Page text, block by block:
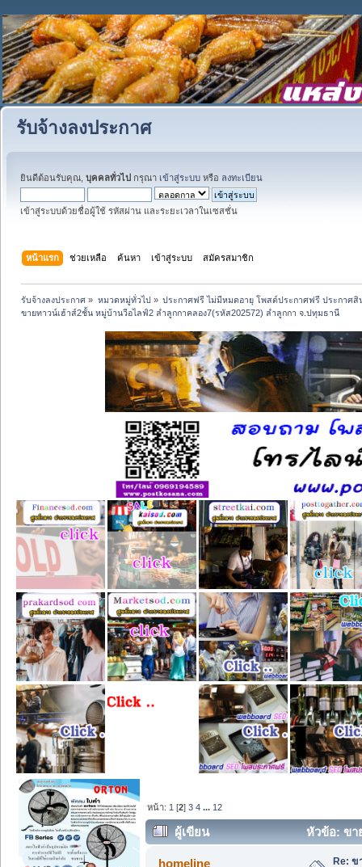
รับจ้างลงประกาศ
ยินดีต้อนรับคุณ, บุคคลทั่วไป กรุณา เข้าสู่ระบบ หรือ ลงทะเบียน
เข้าสู่ระบบด้วยชื่อผู้ใช้ รหัสผ่าน และระยะเวลาในเซสชั่น
หน้าแรก ช่วยเหลือ ค้นหา เข้าสู่ระบบ สมัครสมาชิก
รับจ้างลงประกาศ » หมวดหมู่ทั่วไป» ประกาศฟรี ไม่มีหมดอายุ โพสต์ประกาศฟรี ประกาศ
ขายทาวน์เฮ้าส์2ชั้น หมู่บ้านวีอไลฟ์2 ลำลูกกาคลอง7(รหัส202572) ลำลูกกา จ.ปทุมธานี
หน้า: 1 [2]3 4 ... 12
ผู้เขียน
หัวข้อ: ขา
คลอง7(รหัส202572) ลำลูกกา จ.ปทุมธา
homeline
Re: ข